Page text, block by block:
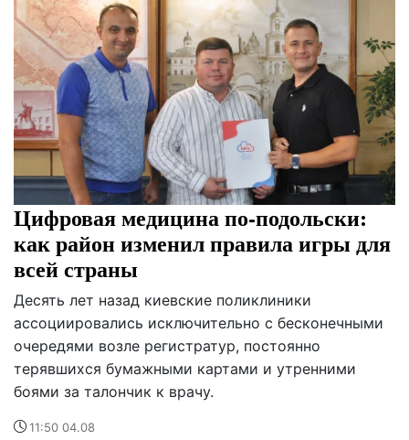
Цифровая медицина по-подольски:
как район изменил правила игры для
всей страны
Десять лет назад киевские поликлиники
ассоциировались исключительно с бесконечными
очередями возле регистратур, постоянно
терявшихся бумажными картами и утренними
боями за талончик к врачу.
11:50 04.08